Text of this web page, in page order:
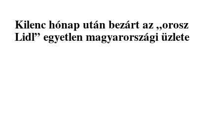
Kilenc hónap után bezárt az „orosz
Lidl” egyetlen magyarországi üzlete